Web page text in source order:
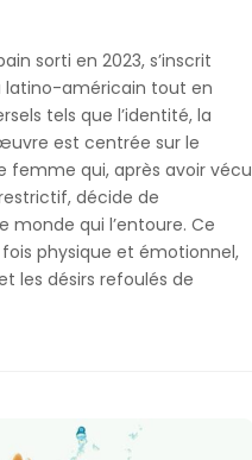
sorti en 2023, s’inscrit
latino-américain tout en
tels que l’identité, la
est centrée sur le
femme qui, après avoir vécu
décide de
monde qui l’entoure. Ce
physique et émotionnel,
les désirs refoulés de